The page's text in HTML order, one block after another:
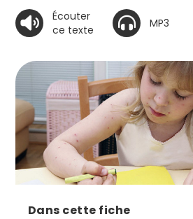
Écouter
ce texte
MP3
Dans cette fiche